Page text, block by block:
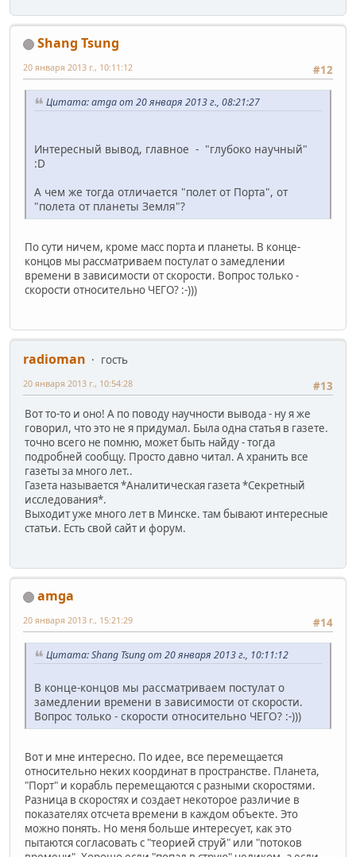
Shang Tsung
#12
20 января 2013 г., 10:11:12
Цитата: amga от 20 января 2013 г., 08:21:27
Интересный вывод, главное - "глубоко научный"
:D
А чем же тогда отличается "полет от Порта", от
"полета от планеты Земля"?
По сути ничем, кроме масс порта и планеты. В конце-
концов мы рассматриваем постулат о замедлении
времени в зависимости от скорости. Вопрос только -
скорости относительно ЧЕГО? :-)))
radioman
гость
#13
20 января 2013 г., 10:54:28
Вот то-то и оно! А по поводу научности вывода - ну я же
говорил, что это не я придумал. Была одна статья в газете.
точно всего не помню, может быть найду - тогда
подробней сообщу. Просто давно читал. А хранить все
газеты за много лет..
Газета называется *Аналитическая газета *Секретный
исследования*.
Выходит уже много лет в Минске. там бывают интересные
статьи. Есть свой сайт и форум.
amga
#14
20 января 2013 г., 15:21:29
Цитата: Shang Tsung от 20 января 2013 г., 10:11:12
В конце-концов мы рассматриваем постулат о
замедлении времени в зависимости от скорости.
Вопрос только - скорости относительно ЧЕГО? :-)))
Вот и мне интересно. По идее, все перемещается
относительно неких координат в пространстве. Планета,
"Порт" и корабль перемещаются с разными скоростями.
Разница в скоростях и создает некоторое различие в
показателях отсчета времени в каждом объекте. Это
можно понять. Но меня больше интересует, как это
пытаются согласовать с "теорией струй" или "потоков